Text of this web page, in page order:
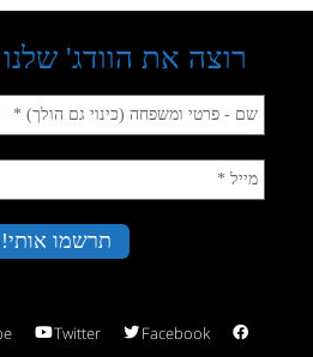
Facebook
Twitter